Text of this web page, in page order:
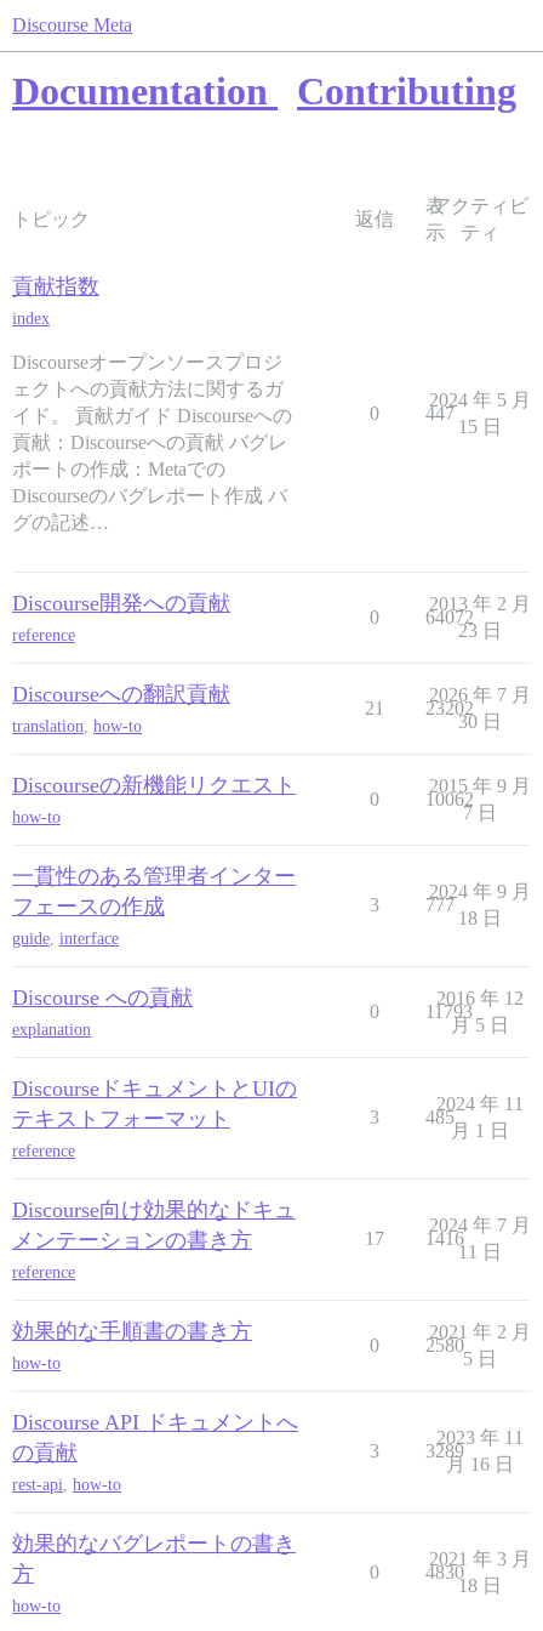
Discourse Meta
Documentation Contributing
トピック 返信
表
示
アクティビ
ティ
貢献指数
index
Discourseオープンソースプロジ
ェクトへの貢献方法に関するガ
イド。 貢献ガイド Discourseへの
貢献：Discourseへの貢献 バグレ
ポートの作成：Metaでの
Discourseのバグレポート作成 バ
グの記述…
0 447
2024 年 5 月
15 日
Discourse開発への貢献
reference
0 64072
2013 年 2 月
23 日
Discourseへの翻訳貢献
translation, how-to
21 23202
2026 年 7 月
30 日
Discourseの新機能リクエスト
how-to
0 10062
2015 年 9 月
7 日
一貫性のある管理者インター
フェースの作成
guide, interface
3 777
2024 年 9 月
18 日
Discourse への貢献
explanation
0 11793
2016 年 12
月 5 日
DiscourseドキュメントとUIの
テキストフォーマット
reference
3 485
2024 年 11
月 1 日
Discourse向け効果的なドキュ
メンテーションの書き方
reference
17 1416
2024 年 7 月
11 日
効果的な手順書の書き方
how-to
0 2580
2021 年 2 月
5 日
Discourse API ドキュメントへ
の貢献
rest-api, how-to
3 3289
2023 年 11
月 16 日
効果的なバグレポートの書き
方
how-to
0 4830
2021 年 3 月
18 日